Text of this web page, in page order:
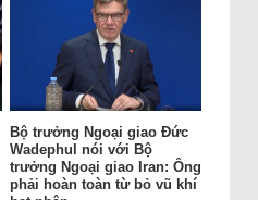
Bộ trưởng Ngoại giao Đức
Wadephul nói với Bộ
trưởng Ngoại giao Iran: Ông
phải hoàn toàn từ bỏ vũ khí